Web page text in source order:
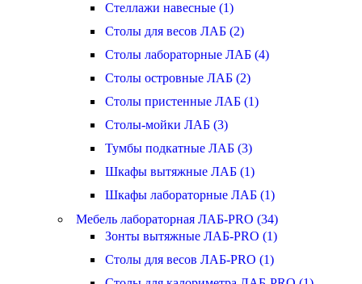
Стеллажи навесные (1)
Столы для весов ЛАБ (2)
Столы лабораторные ЛАБ (4)
Столы островные ЛАБ (2)
Столы пристенные ЛАБ (1)
Столы-мойки ЛАБ (3)
Тумбы подкатные ЛАБ (3)
Шкафы вытяжные ЛАБ (1)
Шкафы лабораторные ЛАБ (1)
Мебель лабораторная ЛАБ-PRO (34)
Зонты вытяжные ЛАБ-PRO (1)
Столы для весов ЛАБ-PRO (1)